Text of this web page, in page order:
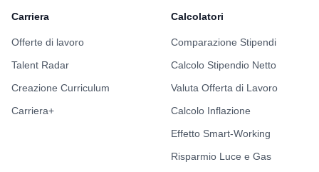
Carriera
Offerte di lavoro
Talent Radar
Creazione Curriculum
Carriera+
Calcolatori
Comparazione Stipendi
Calcolo Stipendio Netto
Valuta Offerta di Lavoro
Calcolo Inflazione
Effetto Smart-Working
Risparmio Luce e Gas